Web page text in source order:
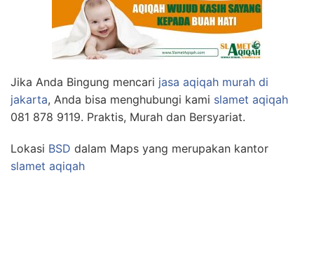
Jika Anda Bingung mencari jasa aqiqah murah di
jakarta, Anda bisa menghubungi kami slamet aqiqah
081 878 9119. Praktis, Murah dan Bersyariat.
Lokasi BSD dalam Maps yang merupakan kantor
slamet aqiqah